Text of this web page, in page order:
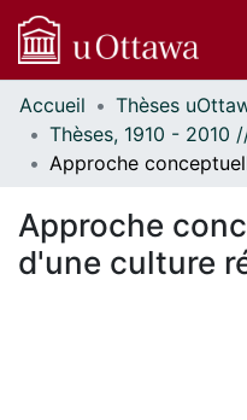
Communautés
et collections
Parcourir
À propos
Accueil
Approche
d'une culture